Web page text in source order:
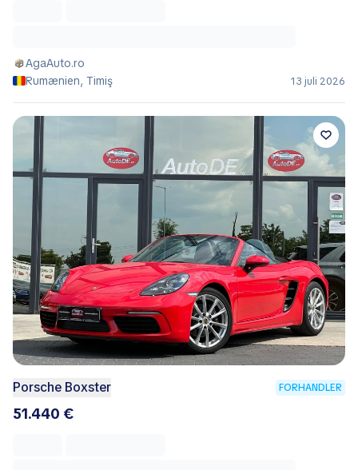
AgaAuto.ro
Rumænien, Timiş
13 juli 2026
Porsche Boxster FORHANDLER
51.440 €